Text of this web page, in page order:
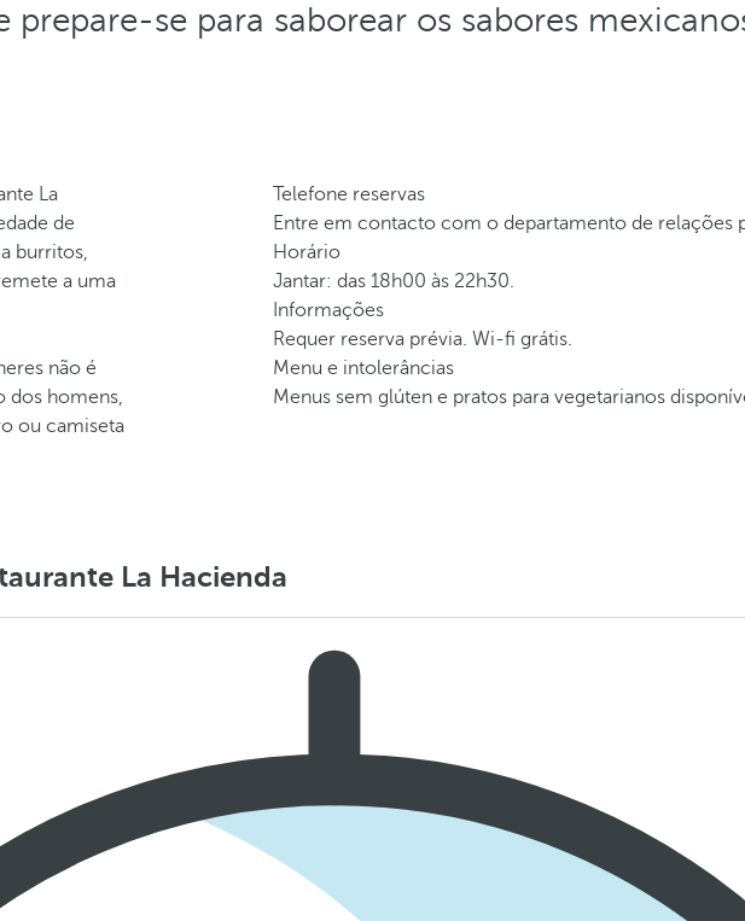
prepare-se para saborear os sabores
La
de
burritos,
a uma
não é
dos homens,
ou camiseta
Telefone reservas
Entre em contacto com o departamento de relações
Horário
Jantar: das 18h00 às 22h30.
Informações
Requer reserva prévia. Wi-fi grátis.
Menu e intolerâncias
Menus sem glúten e pratos para vegetarianos
La Hacienda